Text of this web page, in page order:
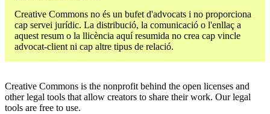
Creative Commons no és un bufet d'advocats i no proporciona
cap servei jurídic. La distribució, la comunicació o l'enllaç a
aquest resum o la llicència aquí resumida no crea cap vincle
advocat-client ni cap altre tipus de relació.
Creative Commons is the nonprofit behind the open licenses and
other legal tools that allow creators to share their work. Our legal
tools are free to use.